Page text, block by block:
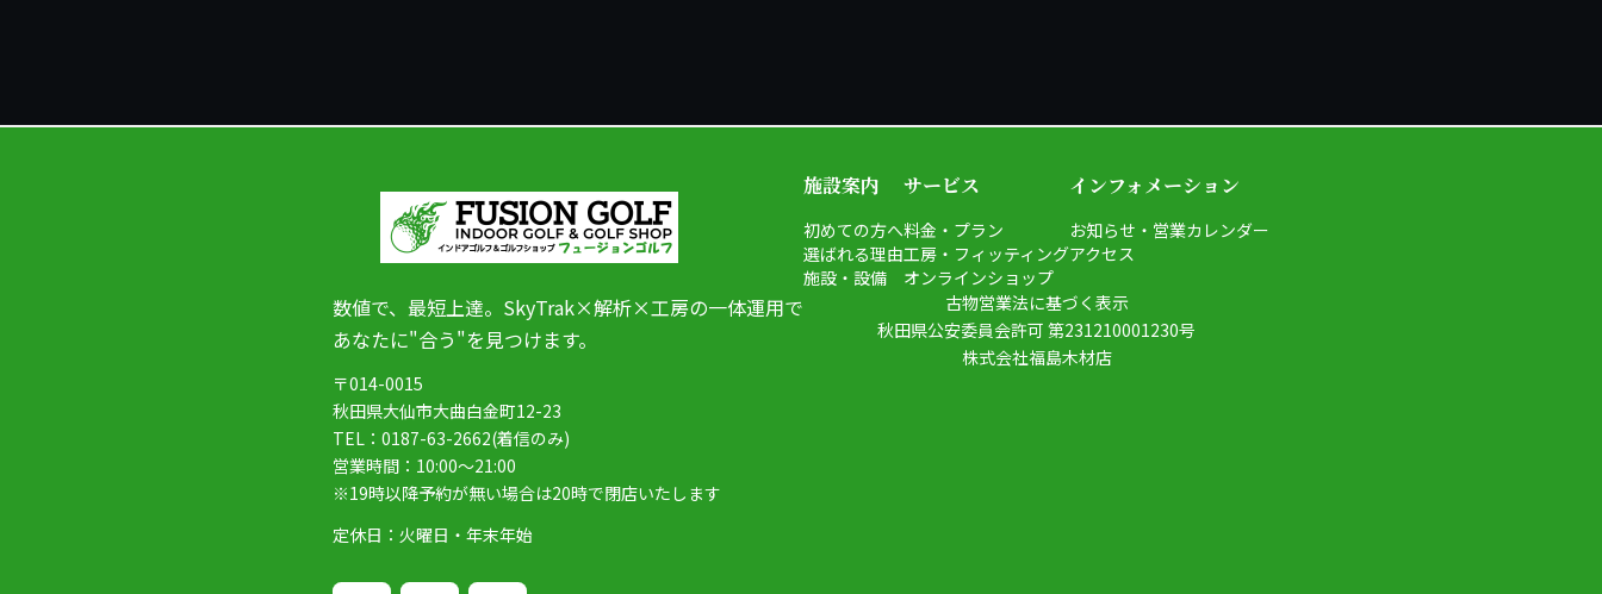
数値で、最短上達。SkyTrak×解析×工房の一体運用で
あなたに"合う"を見つけます。
〒014-0015
秋田県大仙市大曲白金町12-23
TEL：0187-63-2662(着信のみ)
営業時間：10:00～21:00
※19時以降予約が無い場合は20時で閉店いたします
定休日：火曜日・年末年始
施設案内
初めての方へ
選ばれる理由
施設・設備
サービス
料金・プラン
工房・フィッティング
オンラインショップ
インフォメーション
お知らせ・営業カレンダー
アクセス
古物営業法に基づく表示
秋田県公安委員会許可 第231210001230号
株式会社福島木材店